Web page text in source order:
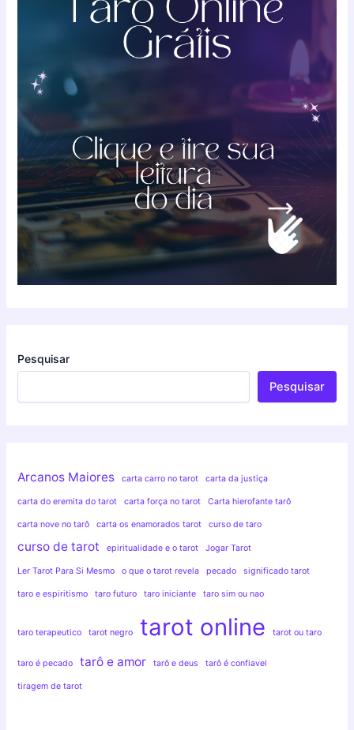
Pesquisar
Pesquisar
Arcanos Maiores carta carro no tarot carta da justiça
carta do eremita do tarot carta força no tarot Carta hierofante tarô
carta nove no tarô carta os enamorados tarot curso de taro
curso de tarot epiritualidade e o tarot Jogar Tarot
Ler Tarot Para Si Mesmo o que o tarot revela pecado significado tarot
taro e espiritismo taro futuro taro iniciante taro sim ou nao
taro terapeutico tarot negro tarot online tarot ou taro
taro é pecado tarô e amor tarô e deus tarô é confiavel
tiragem de tarot